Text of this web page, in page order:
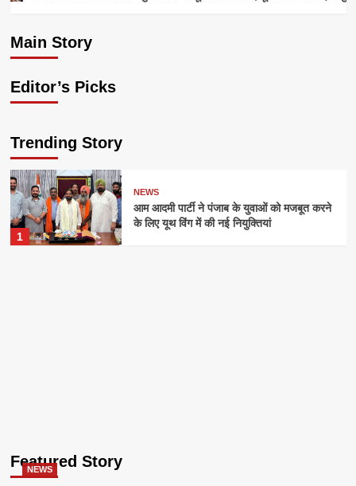
Main Story
आम आदमी पार्टी ने पंजाब के युवाओं को मजबूत करने के
admin July 28, 2026
Editor’s Picks
Trending Story
1
NEWS
आम आदमी पार्टी ने पंजाब के युवाओं को मजबूत करने
के लिए यूथ विंग में की नई नियुक्तियां
Featured Story
NEWS